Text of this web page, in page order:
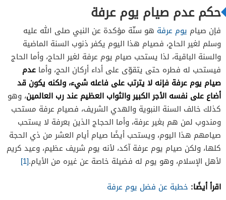
حكم عدم صيام يوم عرفة
فإن صيام يوم عرفة هو سنّة مؤكدة عن النبي صلى الله عليه
وسلم لغير الحاج، فصيام هذا اليوم يكفر ذنوب السنة الماضية
والسنة الباقية، لذا يستحب صيام يوم عرفة لغير الحاج، وأما الحاج
فيستحب له فطره حتى يتقوّى على أداء أركان الحج، وأما عدم
صيام يوم عرفة فإنه لا يترتب على فاعله شيء، ولكنه يكون قد
أضاع على نفسه الأجر الكبير والثواب العظيم عند رب العالمين، وهو
كذلك خالف السنة النبوية والهدي الشريف، فصيام عرفة مستحب
ومندوب لمن هم بغير عرفة، وأما الحجاج الذين بعرفة لا يستحب
صيامهم هذا اليوم، ويستحب أيضًا صيام أيام العشر من ذي الحجة
كلها، ولكن صيام يوم عرفة آكد، لأنه يوم شريف عظيم، وعيد كريم
لأهل الإسلام، وهو يوم له فضيلة خاصة عن غيره من الأيام.[1]
اقرأ أيضًا: خطبة عن فضل يوم عرفة